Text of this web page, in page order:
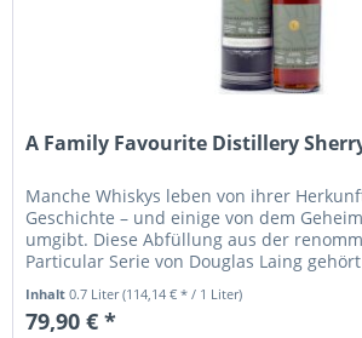
A Family Favourite Distillery
Manche Whiskys leben von ihrer
Geschichte – und einige von dem
umgibt. Diese Abfüllung aus der
Particular Serie von Douglas Laing
Inhalt0.7 Liter(114,14 € * / 1 Liter)
79,90 € *